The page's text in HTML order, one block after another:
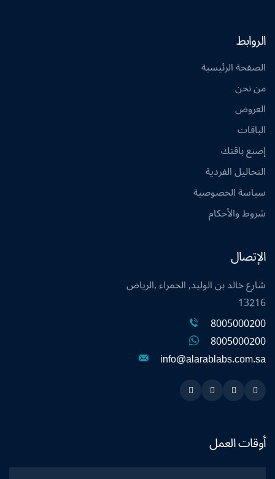
الروابط
الصفحة الرئيسية
من نحن
العروض
الباقات
إصنع باقتك
التحاليل الفردية
سياسة الخصوصية
شروط والأحكام
الإتصال
شارع خالد بن الوليد, الحمراء ,الرياض
13216
8005000200
8005000200
info@alarablabs.com.sa
Snapchat
Twitter
Linkedin
Instagram
أوقات العمل